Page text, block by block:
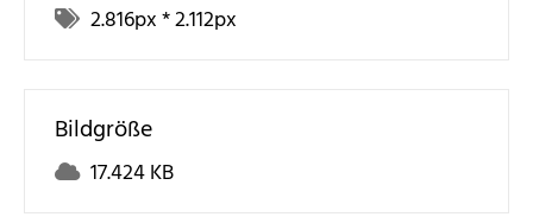
2.816px *2.112px
Bildgröße
17.424 KB